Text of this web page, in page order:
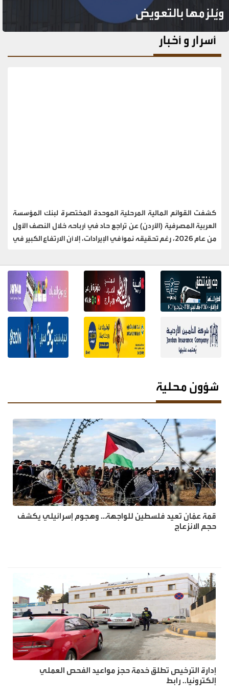
كبرى بالزرقاء
أسرار و أخبار
العربية المصرفية (الأردن) عن تراجع حاد في أرباحه خلال النصف الأول
من عام 2026، رغم تحقيقه نمواً في الإيرادات، إلا أن الارتفاع الكبير في
المصاريف التشغيلية ومخصصات خسائر الائتمان قلّص هذا النمو وأثر
الدخل إلى 22.72 مليون دينار خلال النصف الأول من عام 2026، مقارنة
مع 21.25 مليون دينار للفترة ذاتها من عام 2025، ما يعكس تحسناً في
الإيرادات التشغيلية. في المقابل، تراجعت الأرباح قبل الضريبة إلى 2.89
مليون دينار، مقارنة مع 5.85 مليون دينار في الفترة المقابلة من العام
الماضي، فيما انخفض صافي الربح بعد الضريبة إلى 2.06 مليون دينار،
مقابل 3.68 مليون دينار، بتراجع بلغت نسبته نحو 44%. كما هبطت
ربحية السهم من 3.3 قرش إلى 1.9 قرش.
نفسها من العام الماضي، رغم استمرار نمو الإيرادات التشغيلية، في
وقت ضغط فيه ارتفاع المصاريف التشغيلية والمخصصات على النتائج
المالية للبنك. وأظهرت القوائم المالية للبنك تحقيق صافي أرباح عائدة
لمساهمي البنك بلغت 16.37 مليون دينار خلال الستة أشهر الأولى من
عام 2026، مقارنة مع 26.38 مليون دينار في الفترة نفسها من عام
2025، بانخفاض بلغت قيمته 10.01 ملايين دينار، وبنسبة تقارب 38%.
بدات الجهات المختصة اجراءات الحجز ووضع اليد على احد
المستشفيات الخاصة في العاصمة عمان، بعد تراكم مديونيات ضخمة
تجاوزت 100 مليون دينار بينها رواتب وضرائب ومستحقات شركات
تأمين غير مدفوعة خبرني منذ جائحة كورونا .
ومرافقة الوفود الرسمية. وبحسب الوثائق، تقدّم رئيس مجلس الأعيان
فيصل الفايز بطلب رسمي إلى دولة رئيس الوزراء للحصول على
الموافقة لشراء المركبات، مؤكدًا أن استخدامها سيكون لأغراض إدارية
وليست لغايات سيادية أو طارئة، وتتضمن عملية الشراء ثلاث مركبات
من نوع مرسيدس موديل 2026، إلى جانب ثلاث مركبات إدارية هجينة
من نوع تويوتا كورولا، حيث قُدّرت كلفة مركبات المرسيدس بنحو 180
ألف دينار، فيما تبلغ كلفة المركبات الهجينة قرابة 66 ألف دينار.
نفّذت شركة الأمل للوساطة المالية إجراءات الحجز القانوني على أوراق
مالية تعود لرجل أعمال عراقي، وذلك على خلفية مطالبات مالية تتجاوز
شؤون محلية
قمة عمّان تعيد فلسطين للواجهة… وهجوم إسرائيلي يكشف
حجم الانزعاج
إدارة الترخيص تطلق خدمة حجز مواعيد الفحص العملي
إلكترونيا.. رابط